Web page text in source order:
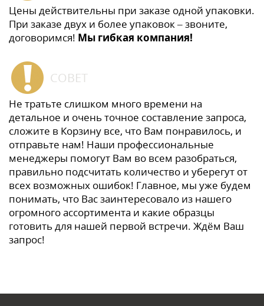
Цены действительны при заказе одной упаковки.
При заказе двух и более упаковок – звоните,
договоримся! Мы гибкая компания!
СОВЕТ
Не тратьте слишком много времени на
детальное и очень точное составление запроса,
сложите в Корзину все, что Вам понравилось, и
отправьте нам! Наши профессиональные
менеджеры помогут Вам во всем разобраться,
правильно подсчитать количество и уберегут от
всех возможных ошибок! Главное, мы уже будем
понимать, что Вас заинтересовало из нашего
огромного ассортимента и какие образцы
готовить для нашей первой встречи. Ждём Ваш
запрос!